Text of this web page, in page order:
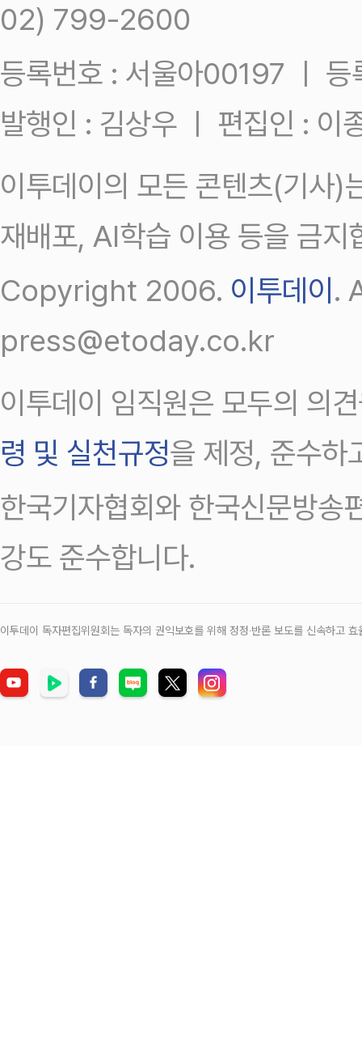
02) 799-2600
등록번호 : 서울아00197 ㅣ
발행인 : 김상우 ㅣ 편집인 : 이
이투데이의 모든 콘텐츠(기사)
재배포, AI학습 이용 등을 금지
Copyright 2006. 이투데이.
press@etoday.co.kr
이투데이 임직원은 모두의 의
령 및 실천규정을 제정, 준수하
한국기자협회와 한국신문방송
강도 준수합니다.
이투데이 독자편집위원회는 독자의 권익보호를 위해 정정‧반론 보도를 신속하고